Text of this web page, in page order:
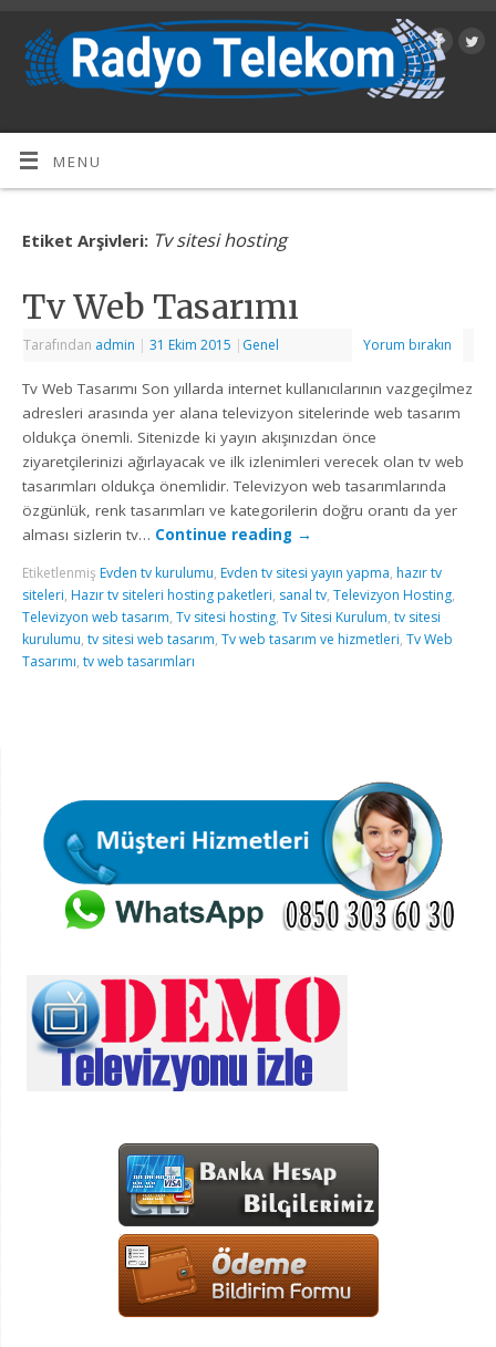
MENU
Etiket Arşivleri: Tv sitesi hosting
Tv Web Tasarımı
Tarafından admin | 31 Ekim 2015 | Genel Yorum bırakın
Tv Web Tasarımı Son yıllarda internet kullanıcılarının vazgeçilmez
adresleri arasında yer alana televizyon sitelerinde web tasarım
oldukça önemli. Sitenizde ki yayın akışınızdan önce
ziyaretçilerinizi ağırlayacak ve ilk izlenimleri verecek olan tv web
tasarımları oldukça önemlidir. Televizyon web tasarımlarında
özgünlük, renk tasarımları ve kategorilerin doğru orantı da yer
alması sizlerin tv… Continue reading →
Etiketlenmiş Evden tv kurulumu, Evden tv sitesi yayın yapma, hazır tv
siteleri, Hazır tv siteleri hosting paketleri, sanal tv,Televizyon Hosting,
Televizyon web tasarım,Tv sitesi hosting,Tv Sitesi Kurulum,tv sitesi
kurulumu,tv sitesi web tasarım,Tv web tasarım ve hizmetleri,Tv Web
Tasarımı,tv web tasarımları